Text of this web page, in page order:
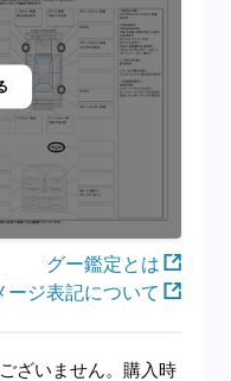
グー鑑定とは
ージ表記について
ざいません。購入時